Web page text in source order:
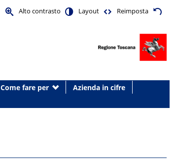
Alto contrasto Layout Reimposta
Come fare per
Azienda in cifre